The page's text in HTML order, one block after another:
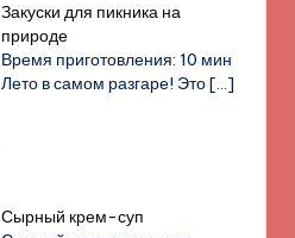
Закуски для пикника на
природе
Время приготовления: 10 мин
Лето в самом разгаре! Это[…]
Сырный крем-суп